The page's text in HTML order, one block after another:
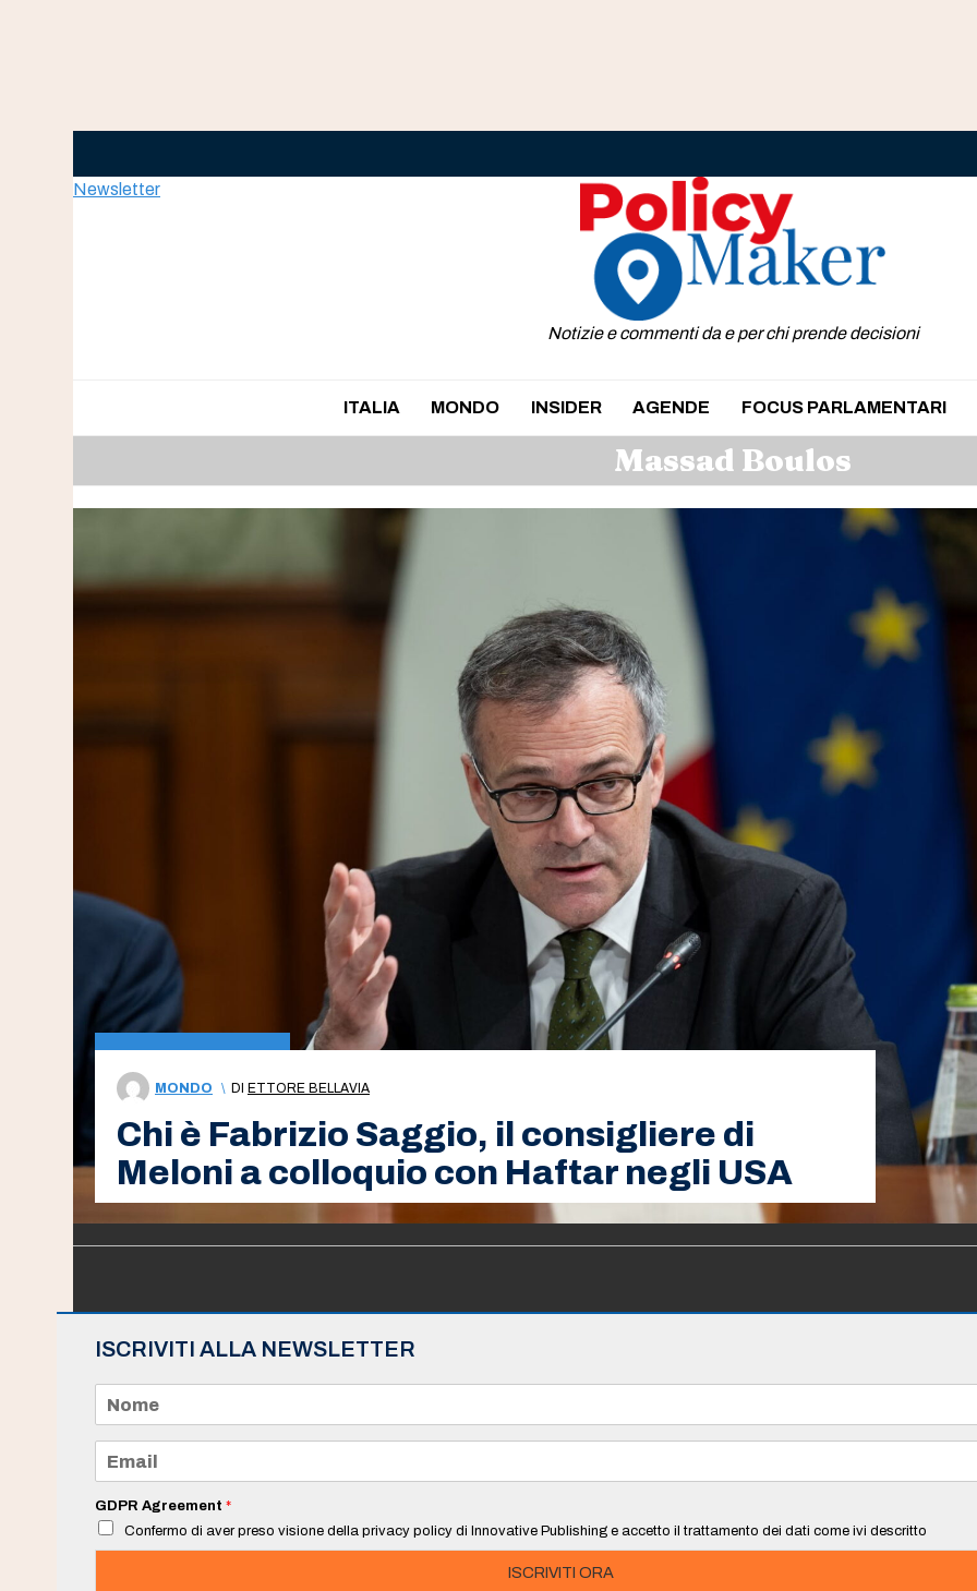
Newsletter
Notizie e commenti da e per chi prende decisioni
ITALIA MONDO INSIDER AGENDE FOCUS PARLAMENTARI
Massad Boulos
MONDO \ DI ETTORE BELLAVIA
Chi è Fabrizio Saggio, il consigliere di
Meloni a colloquio con Haftar negli USA
ISCRIVITI ALLA NEWSLETTER
m
e
a
i
*
GDPR Agreement *
Confermo di aver preso visione della privacy policy di Innovative Publishing e accetto il trattamento dei dati come ivi descritto
ISCRIVITI ORA